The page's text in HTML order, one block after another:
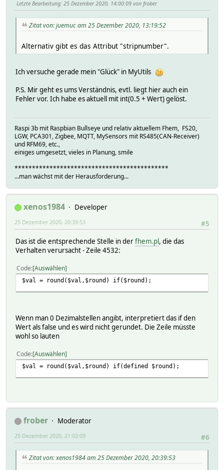
Letzte Bearbeitung: 25 Dezember 2020, 14:00:09 von frober
Zitat von: juemuc am 25 Dezember 2020, 13:19:52
Alternativ gibt es das Attribut "stripnumber".
Ich versuche gerade mein "Glück" in MyUtils
P.S. Mir geht es ums Verständnis, evtl. liegt hier auch ein
Fehler vor. Ich habe es aktuell mit int(0.5 + Wert) gelöst.
Raspi 3b mit Raspbian Bullseye und relativ aktuellem Fhem, FS20,
LGW, PCA301, Zigbee, MQTT, MySensors mit RS485(CAN-Receiver)
und RFM69, etc.,
einiges umgesetzt, vieles in Planung, smile
********************************************
...man wächst mit der Herausforderung...
xenos1984
Developer
#5
25 Dezember 2020, 20:39:53
Das ist die entsprechende Stelle in derfhem.pl, die das
Verhalten verursacht - Zeile 4532:
Code Auswählen
$val = round($val,$round) if($round);
Wenn man 0 Dezimalstellen angibt, interpretiert das if den
Wert als false und es wird nicht gerundet. Die Zeile müsste
wohl so lauten
Code Auswählen
$val = round($val,$round) if(defined $round);
frober
Moderator
#6
25 Dezember 2020, 21:02:09
Zitat von: xenos1984 am 25 Dezember 2020, 20:39:53